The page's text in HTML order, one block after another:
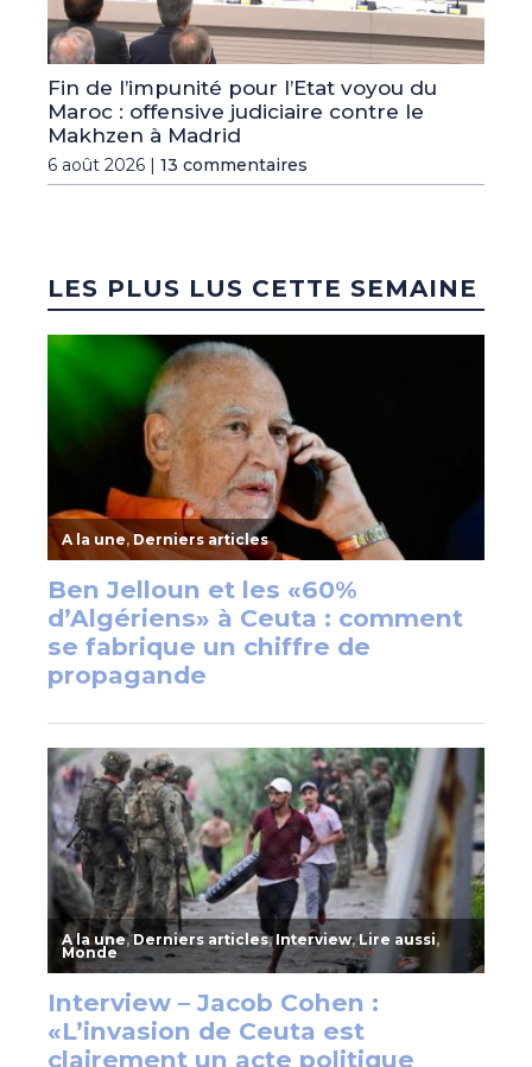
Fin de l’impunité pour l’Etat voyou du
Maroc : offensive judiciaire contre le
Makhzen à Madrid
6 août 2026 | 13 commentaires
LES PLUS LUS CETTE SEMAINE